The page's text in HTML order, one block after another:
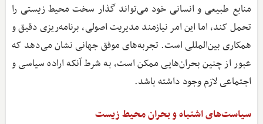
منابع طبیعی و انسانی خود می‌تواند گذار سخت محیط‌ زیستی را
تحمل کند، اما این امر نیازمند مدیریت اصولی، برنامه‌ریزی دقیق و
همکاری بین‌المللی است. تجربه‌های موفق جهانی نشان می‌دهد که
عبور از چنین بحران‌هایی ممکن است، به شرط آنکه اراده سیاسی و
اجتماعی لازم وجود داشته باشد.
سیاست‌های اشتباه و بحران محیط‌ زیست